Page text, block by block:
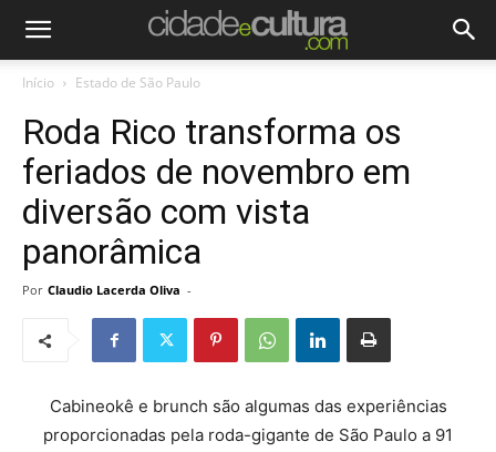
Início Estado de São Paulo
Roda Rico transforma os
feriados de novembro em
diversão com vista
panorâmica
Por Claudio Lacerda Oliva -
Cabineokê e brunch são algumas das experiências
proporcionadas pela roda-gigante de São Paulo a 91